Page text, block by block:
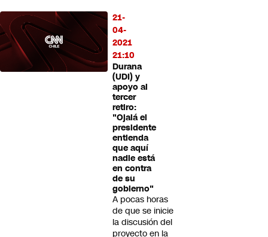
21-
04-
2021
21:10
Durana
(UDI) y
apoyo al
tercer
retiro:
"Ojalá el
presidente
entienda
que aquí
nadie está
en contra
de su
gobierno"
A pocas horas
de que se inicie
la discusión del
proyecto en la